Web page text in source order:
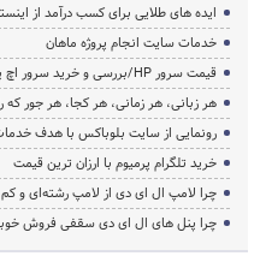
ایده های طلایی برای کسب درآمد از
خدمات سایت انجام پروژه ماهان
قیمت سرور HP/بررسی و خرید سرور اچ پی
هر زبانی، هر زمانی، هر کجا، هر جور که
رونمایی از سایت بلوباکس با هدف
خرید تلگرام پرمیوم با ارزان ترین قیمت
چرا لامپ ال ای دی از لامپ رشته‌ای و
چرا پنل های ال ای دی سقفی فروش